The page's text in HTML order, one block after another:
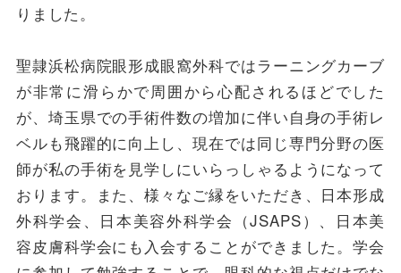
りました。
聖隷浜松病院眼形成眼窩外科ではラーニングカーブ
が非常に滑らかで周囲から心配されるほどでした
が、埼玉県での手術件数の増加に伴い自身の手術レ
ベルも飛躍的に向上し、現在では同じ専門分野の医
師が私の手術を見学しにいらっしゃるようになって
おります。また、様々なご縁をいただき、日本形成
外科学会、日本美容外科学会（JSAPS）、日本美
容皮膚科学会にも入会することができました。学会